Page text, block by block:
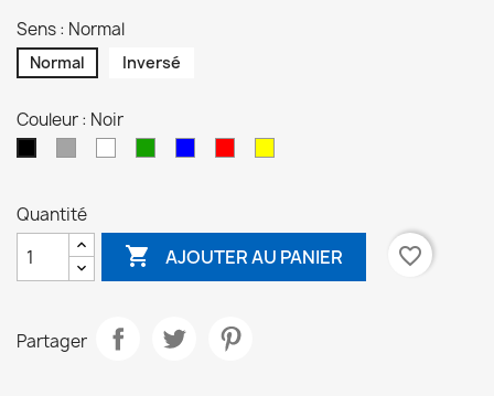
Sens : Normal
Normal Inversé
Couleur : Noir
Quantité
 AJOUTER AU PANIER favorite_border
Partager